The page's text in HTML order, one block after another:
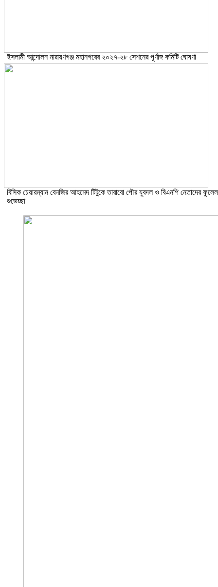
ইসলামী আন্দোলন নারায়ণগঞ্জ মহানগরের ২০২৭-২৮ সেশনের পূর্ণাঙ্গ কমিটি ঘোষণা
বিসিক চেয়ারম্যান বেনজির আহমেদ টিটুকে তারাবো পৌর যুবদল ও বিএনপি নেতাদের ফুলেল
শুভেচ্ছা